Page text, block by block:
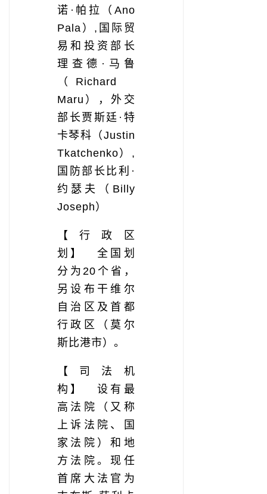
诺·帕拉（Ano
Pala）,国际贸
易和投资部长
理查德·马鲁
（Richard
Maru），外交
部长贾斯廷·特
卡琴科（Justin
Tkatchenko）,
国防部长比利·
约瑟夫（Billy
Joseph）
【行政区
划】 全国划
分为20个省，
另设布干维尔
自治区及首都
行政区（莫尔
斯比港市）。
【司法机
构】 设有最
高法院（又称
上诉法院、国
家法院）和地
方法院。现任
首席大法官为